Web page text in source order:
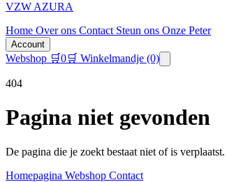
VZW AZURA
Home Over ons Contact Steun ons Onze Peter
Account
Webshop 🛒0🛒 Winkelmandje (0)
404
Pagina niet gevonden
De pagina die je zoekt bestaat niet of is
Homepagina Webshop Contact